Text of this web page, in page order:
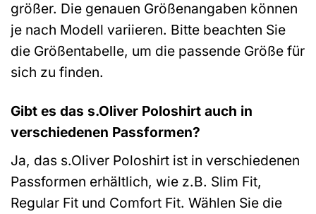
größer. Die genauen Größenangaben können
je nach Modell variieren. Bitte beachten Sie
die Größentabelle, um die passende Größe für
sich zu finden.
Gibt es das s.Oliver Poloshirt auch in
verschiedenen Passformen?
Ja, das s.Oliver Poloshirt ist in verschiedenen
Passformen erhältlich, wie z.B. Slim Fit,
Regular Fit und Comfort Fit. Wählen Sie die